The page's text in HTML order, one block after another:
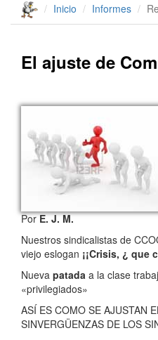
Inicio Informes
El ajuste de
PorE. J. M.
Nuestros sindicalistas de
viejo eslogan ¡¡Crisis, ¿ que
Nueva patada a la clase
«privilegiados»
ASÍ ES COMO SE AJUSTAN
SINVERGÜENZAS DE LOS